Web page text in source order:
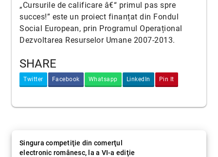
„Cursurile de calificare â€“ primul pas spre
succes!” este un proiect finanțat din Fondul
Social European, prin Programul Operațional
Dezvoltarea Resurselor Umane 2007-2013.
SHARE
Twitter Facebook Whatsapp LinkedIn Pin It
Singura competiţie din comerţul
electronic românesc, la a VI-a ediţie